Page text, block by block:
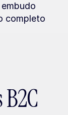
completo